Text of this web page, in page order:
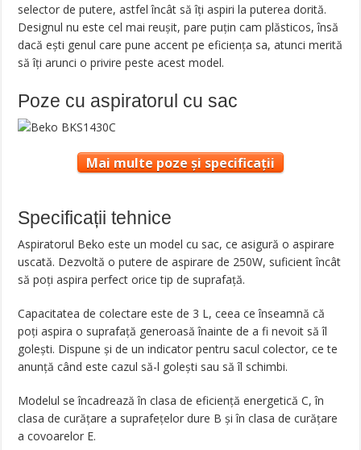
selector de putere, astfel încât să îți aspiri la puterea dorită.
Designul nu este cel mai reușit, pare puțin cam plăsticos, însă
dacă ești genul care pune accent pe eficiența sa, atunci merită
să îți arunci o privire peste acest model.
Poze cu aspiratorul cu sac
Mai multe poze și specificații
Specificații tehnice
Aspiratorul Beko este un model cu sac, ce asigură o aspirare
uscată. Dezvoltă o putere de aspirare de 250W, suficient încât
să poți aspira perfect orice tip de suprafață.
Capacitatea de colectare este de 3 L, ceea ce înseamnă că
poți aspira o suprafață generoasă înainte de a fi nevoit să îl
golești. Dispune și de un indicator pentru sacul colector, ce te
anunță când este cazul să-l golești sau să îl schimbi.
Modelul se încadrează în clasa de eficiență energetică C, în
clasa de curățare a suprafețelor dure B și în clasa de curățare
a covoarelor E.